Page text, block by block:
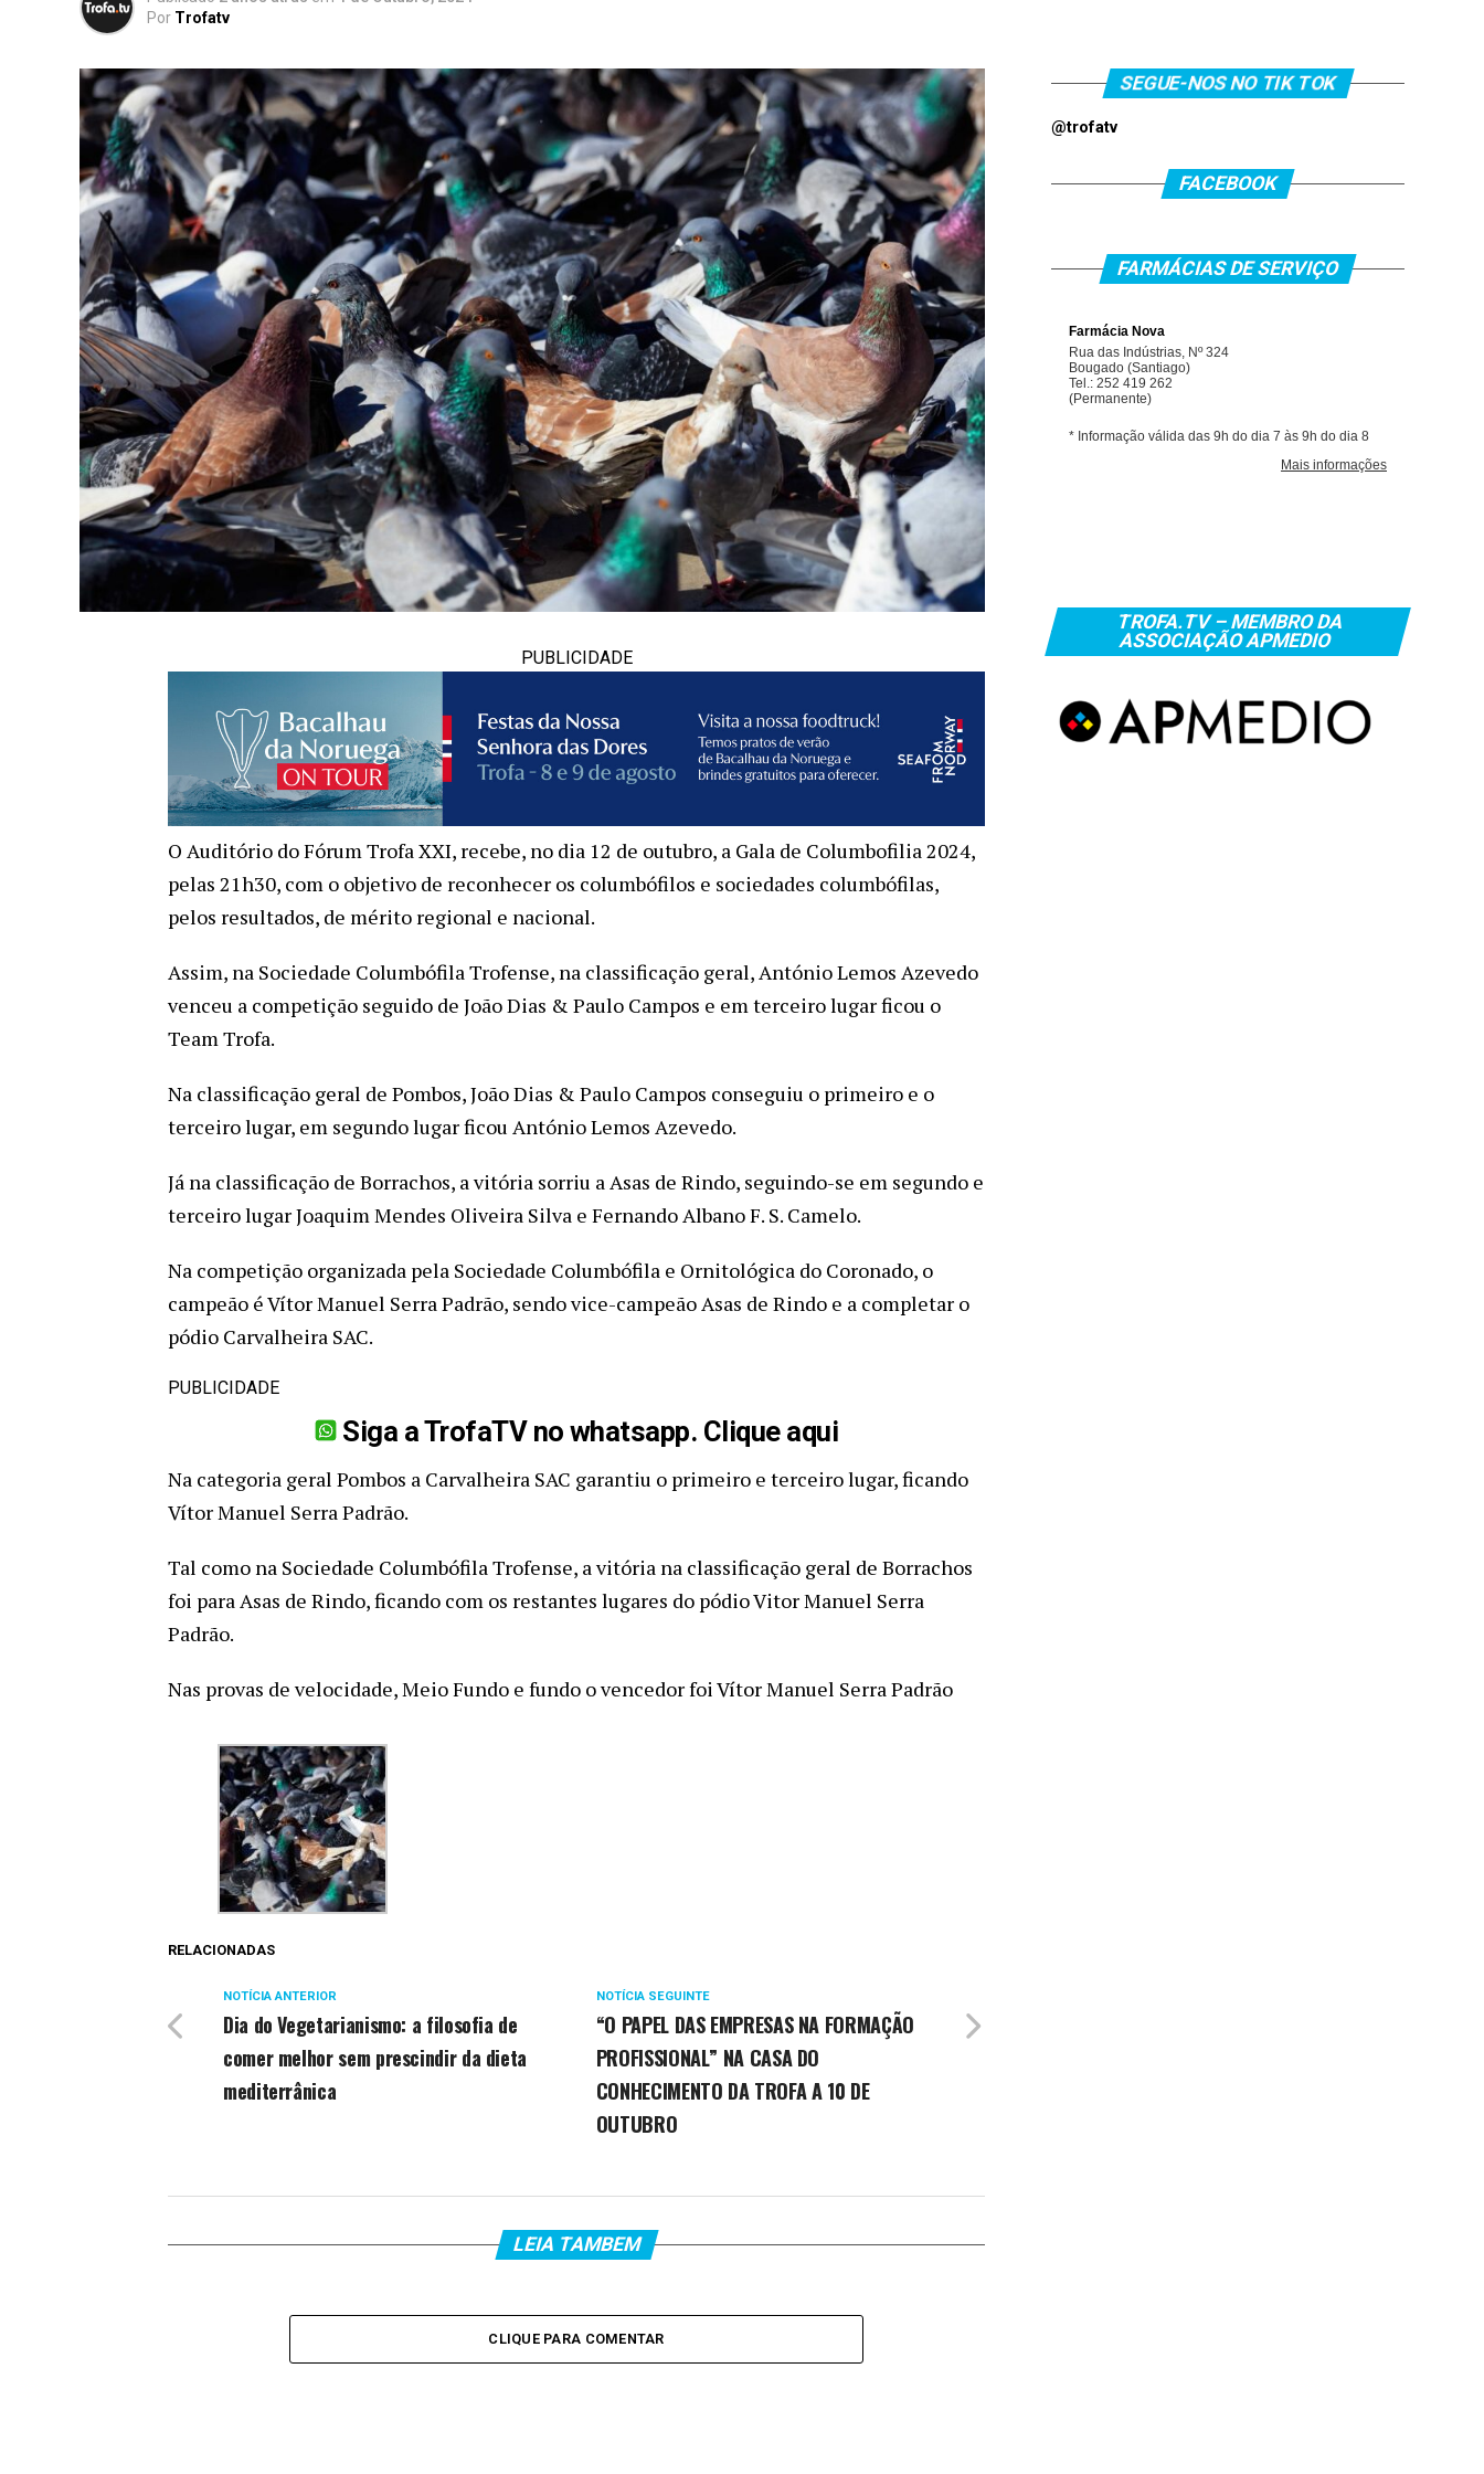
Por Trofatv
PUBLICIDADE
O Auditório do Fórum Trofa XXI, recebe, no dia 12 de outubro, a Gala de Columbofilia 2024,
pelas 21h30, com o objetivo de reconhecer os columbófilos e sociedades columbófilas,
pelos resultados, de mérito regional e nacional.
Assim, na Sociedade Columbófila Trofense, na classificação geral, António Lemos Azevedo
venceu a competição seguido de João Dias & Paulo Campos e em terceiro lugar ficou o
Team Trofa.
Na classificação geral de Pombos, João Dias & Paulo Campos conseguiu o primeiro e o
terceiro lugar, em segundo lugar ficou António Lemos Azevedo.
Já na classificação de Borrachos, a vitória sorriu a Asas de Rindo, seguindo-se em segundo e
terceiro lugar Joaquim Mendes Oliveira Silva e Fernando Albano F. S. Camelo.
Na competição organizada pela Sociedade Columbófila e Ornitológica do Coronado, o
campeão é Vítor Manuel Serra Padrão, sendo vice-campeão Asas de Rindo e a completar o
pódio Carvalheira SAC.
PUBLICIDADE
Siga a TrofaTV no whatsapp. Clique aqui
Na categoria geral Pombos a Carvalheira SAC garantiu o primeiro e terceiro lugar, ficando
Vítor Manuel Serra Padrão.
Tal como na Sociedade Columbófila Trofense, a vitória na classificação geral de Borrachos
foi para Asas de Rindo, ficando com os restantes lugares do pódio Vitor Manuel Serra
Padrão.
Nas provas de velocidade, Meio Fundo e fundo o vencedor foi Vítor Manuel Serra Padrão
RELACIONADAS
NOTÍCIA SEGUINTE
“O PAPEL DAS EMPRESAS NA FORMAÇÃO
PROFISSIONAL” NA CASA DO
CONHECIMENTO DA TROFA A 10 DE
OUTUBRO
NOTÍCIA ANTERIOR
Dia do Vegetarianismo: a filosofia de
comer melhor sem prescindir da dieta
mediterrânica
LEIA TAMBEM
CLIQUE PARA COMENTAR
SEGUE-NOS NO TIK TOK
@trofatv
FACEBOOK
FARMÁCIAS DE SERVIÇO
TROFA.TV – MEMBRO DA
ASSOCIAÇÃO APMEDIO